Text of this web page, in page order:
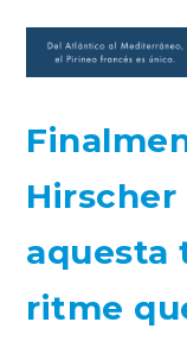
aquesta
ritme